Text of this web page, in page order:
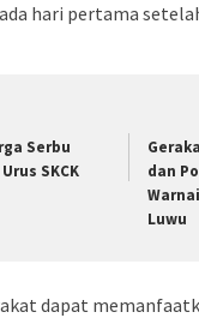
hari pertama
Serbu
SKCK
dan
Luwu
dapat